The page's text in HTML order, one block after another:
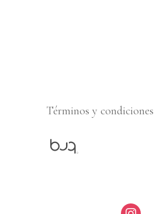
Términos y condiciones
instagram